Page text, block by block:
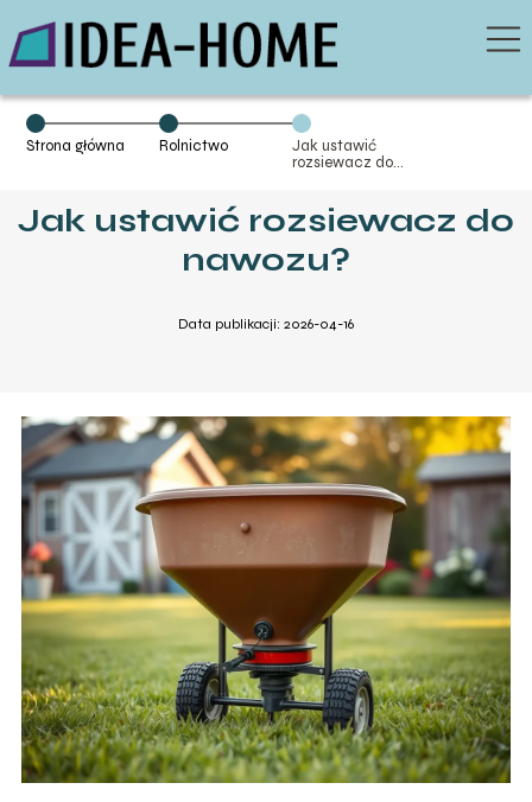
Strona główna Rolnictwo
Jak ustawić
rozsiewacz do
Jak ustawić rozsiewacz do
nawozu?
Data publikacji: 2026-04-16